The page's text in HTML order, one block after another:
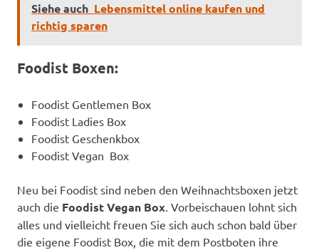
Siehe auch Lebensmittel online kaufen und
richtig sparen
Foodist Boxen:
Foodist Gentlemen Box
Foodist Ladies Box
Foodist Geschenkbox
Foodist Vegan Box
Neu bei Foodist sind neben den Weihnachtsboxen jetzt
auch die Foodist Vegan Box. Vorbeischauen lohnt sich
alles und vielleicht freuen Sie sich auch schon bald über
die eigene Foodist Box, die mit dem Postboten ihre